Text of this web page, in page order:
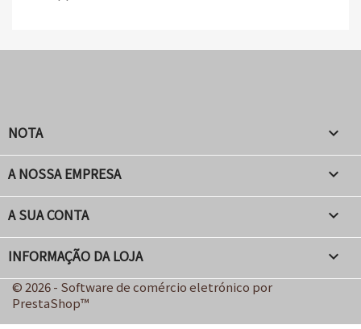
NOTA 
A NOSSA EMPRESA 
A SUA CONTA 
INFORMAÇÃO DA LOJA keyboard_arrow_down
© 2026 - Software de comércio eletrónico por
PrestaShop™